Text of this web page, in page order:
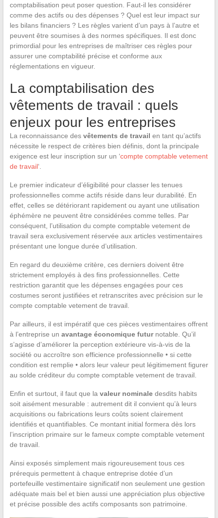
comptabilisation peut poser question. Faut-il les considérer
comme des actifs ou des dépenses ? Quel est leur impact sur
les bilans financiers ? Les règles varient d’un pays à l’autre et
peuvent être soumises à des normes spécifiques. Il est donc
primordial pour les entreprises de maîtriser ces règles pour
assurer une comptabilité précise et conforme aux
réglementations en vigueur.
La comptabilisation des
vêtements de travail : quels
enjeux pour les entreprises
La reconnaissance des vêtements de travail en tant qu’actifs
nécessite le respect de critères bien définis, dont la principale
exigence est leur inscription sur un ‘compte comptable vetement
de travail‘.
Le premier indicateur d’éligibilité pour classer les tenues
professionnelles comme actifs réside dans leur durabilité. En
effet, celles se détériorant rapidement ou ayant une utilisation
éphémère ne peuvent être considérées comme telles. Par
conséquent, l’utilisation du compte comptable vetement de
travail sera exclusivement réservée aux articles vestimentaires
présentant une longue durée d’utilisation.
En regard du deuxième critère, ces derniers doivent être
strictement employés à des fins professionnelles. Cette
restriction garantit que les dépenses engagées pour ces
costumes seront justifiées et retranscrites avec précision sur le
compte comptable vetement de travail.
Par ailleurs, il est impératif que ces pièces vestimentaires offrent
à l’entreprise un avantage économique futurnotable. Qu’il
s’agisse d’améliorer la perception extérieure vis-à-vis de la
société ou accroître son efficience professionnelle • si cette
condition est remplie • alors leur valeur peut légitimement figurer
au solde créditeur du compte comptable vetement de travail.
Enfin et surtout, il faut que la valeur nominaledesdits habits
soit aisément mesurable : autrement dit il convient qu’à leurs
acquisitions ou fabrications leurs coûts soient clairement
identifiés et quantifiables. Ce montant initial formera dès lors
l’inscription primaire sur le fameux compte comptable vetement
de travail.
Ainsi exposés simplement mais rigoureusement tous ces
prérequis permettent à chaque entreprise dotée d’un
portefeuille vestimentaire significatif non seulement une gestion
adéquate mais bel et bien aussi une appréciation plus objective
et précise possible des actifs composants son patrimoine.